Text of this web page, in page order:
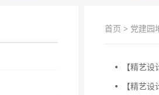
首页 > 党建园
【精艺
【精艺